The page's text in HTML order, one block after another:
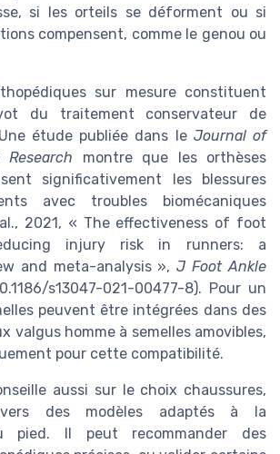
si les orteils se déforment ou si
compensent, comme le genou ou
sur mesure constituent
du traitement conservateur de
étude publiée dans le Journal of
montre que les orthèses
significativement les blessures
avec troubles biomécaniques
2021, « The effectiveness of foot
injury risk in runners: a
and meta-analysis »,J Foot Ankle
s13047-021-00477-8). Pour un
peuvent être intégrées dans des
valgus homme à semelles amovibles,
pour cette compatibilité.
aussi sur le choix chaussures,
des modèles adaptés à la
pied. Il peut recommander des